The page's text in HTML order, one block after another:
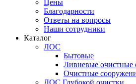
Цены
Благодарности
Ответы на вопросы
Наши сотрудники
Каталог
ЛОС
Бытовые
Ливневые очистные
Очистные
ЛОС Глубокой очистки